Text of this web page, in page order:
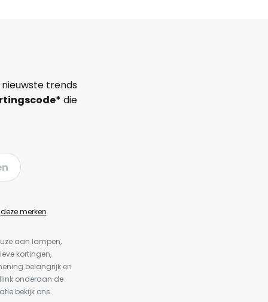
trends
die
deze merken.
aan lampen,
kortingen,
belangrijk en
onderaan de
bekijk ons